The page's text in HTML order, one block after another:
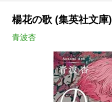
楊花の歌 (集英社文庫)
青波杏